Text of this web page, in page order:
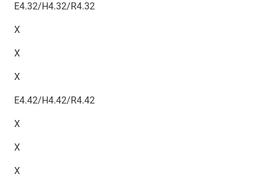
E4.32/H4.32/R4.32
X
X
X
E4.42/H4.42/R4.42
X
X
X